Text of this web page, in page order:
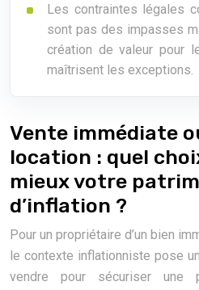
Les contraintes légales
sont pas des impasses
création de valeur pour
maîtrisent les exceptions.
Vente immédiate
location : quel
mieux votre
d’inflation ?
Pour un propriétaire d’un bien
le contexte inflationniste pose
vendre pour sécuriser une